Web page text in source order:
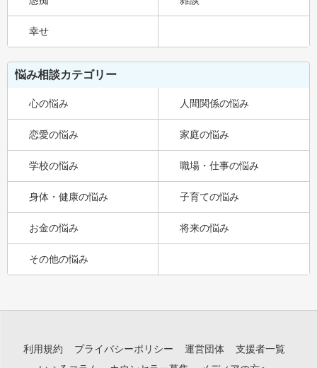
幸せ
悩み相談カテゴリー
心の悩み 人間関係の悩み
恋愛の悩み 家庭の悩み
学校の悩み 職場・仕事の悩み
身体・健康の悩み 子育ての悩み
お金の悩み 将来の悩み
その他の悩み
利用規約 プライバシーポリシー 運営団体
支援者一覧